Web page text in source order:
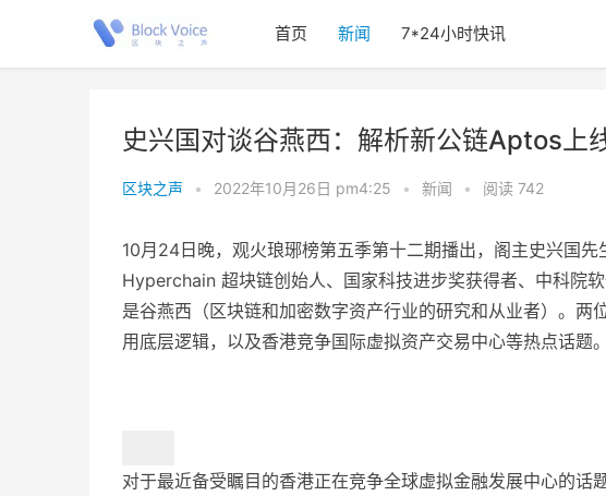
首页 新闻 7*24小时快讯
史兴国对谈谷燕西：解析新公链Aptos上
区块之声 • 2022年10月26日 pm4:25 • 新闻 • 阅读 742
10月24日晚，观火琅琊榜第五季第十二期播出，阁主史兴国先
Hyperchain 超块链创始人、国家科技进步奖获得者、中科院
是谷燕西（区块链和加密数字资产行业的研究和从业者）。
用底层逻辑，以及香港竞争国际虚拟资产交易中心等热点话题。
对于最近备受瞩目的香港正在竞争全球虚拟金融发展中心的话